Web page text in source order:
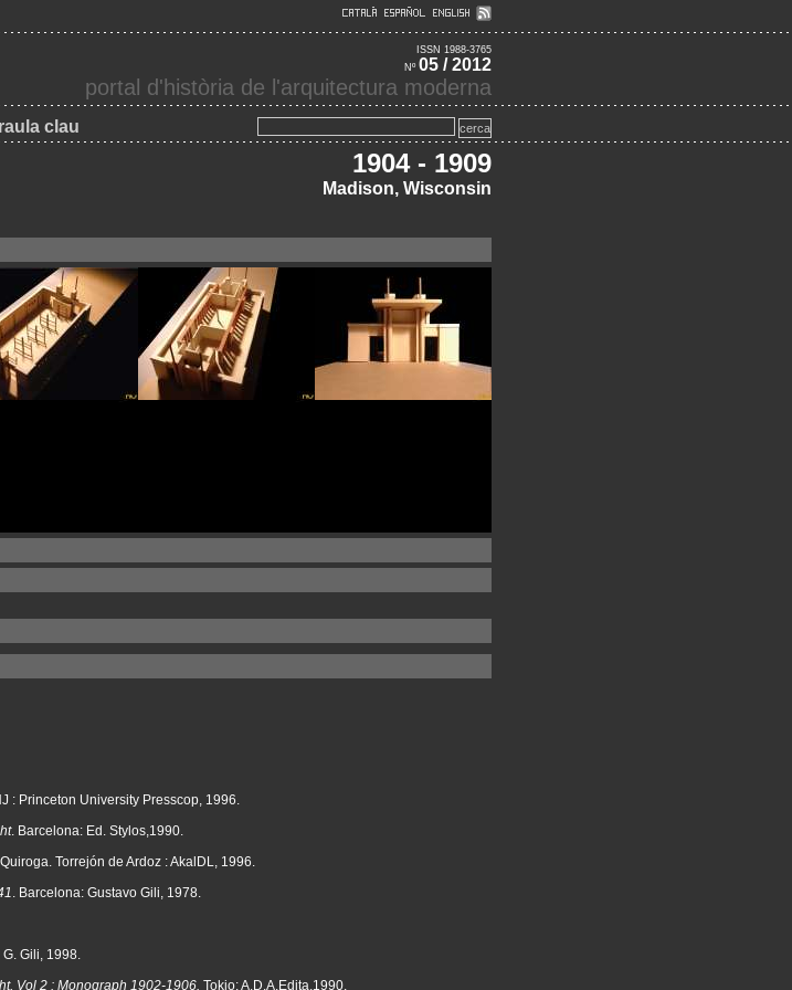
ISSN 1988-3765
Nº 05 / 2012
portal d'història de l'arquitectura moderna
clau
1904 - 1909
Madison, Wisconsin
: Princeton University Presscop, 1996.
. Barcelona: Ed. Stylos,1990.
Torrejón de Ardoz : AkalDL, 1996.
. Barcelona: Gustavo Gili, 1978.
Gili, 1998.
Vol 2 : Monograph 1902-1906. Tokio: A.D.A.Edita,1990.